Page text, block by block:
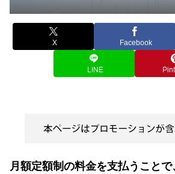
X Facebook
LINE
月額定額制の料金を支払うことで